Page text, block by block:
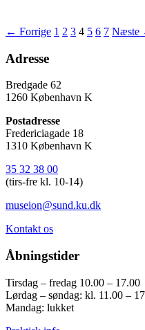
← Forrige 1 2 3 4 5 6 7 Næste
Adresse
Bredgade 62
1260 København K
Postadresse
Fredericiagade 18
1310 København K
35 32 38 00
(tirs-fre kl. 10-14)
museion@sund.ku.dk
Kontakt os
Åbningstider
Tirsdag – fredag 10.00 – 17.00
Lørdag – søndag: kl. 11.00 –
Mandag: lukket